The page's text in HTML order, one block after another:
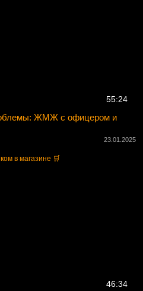
55:24
ЖМЖ с офицером и
23.01.2025
46:34